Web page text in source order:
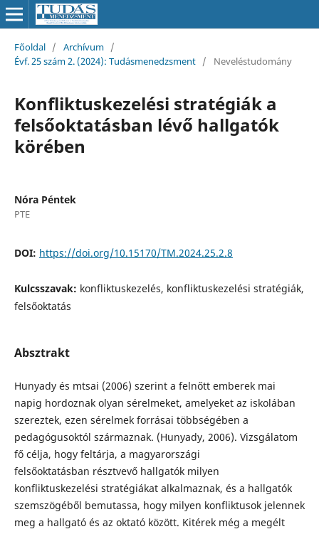
Főoldal / Archívum /
Évf. 25 szám 2. (2024): Tudásmenedzsment / Neveléstudomány
Konfliktuskezelési stratégiák a
felsőoktatásban lévő hallgatók
körében
Nóra Péntek
PTE
DOI: https://doi.org/10.15170/TM.2024.25.2.8
Kulcsszavak: konfliktuskezelés, konfliktuskezelési stratégiák,
felsőoktatás
Absztrakt
Hunyady és mtsai (2006) szerint a felnőtt emberek mai
napig hordoznak olyan sérelmeket, amelyeket az iskolában
szereztek, ezen sérelmek forrásai többségében a
pedagógusoktól származnak. (Hunyady, 2006). Vizsgálatom
fő célja, hogy feltárja, a magyarországi
felsőoktatásban résztvevő hallgatók milyen
konfliktuskezelési stratégiákat alkalmaznak, és a hallgatók
szemszögéből bemutassa, hogy milyen konfliktusok jelennek
meg a hallgató és az oktató között. Kitérek még a megélt